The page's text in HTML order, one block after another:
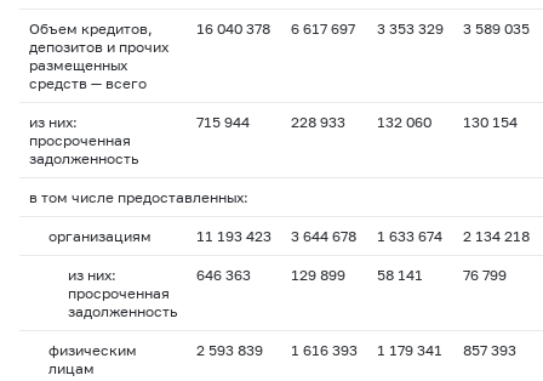
Объем кредитов,
депозитов и прочих
размещенных
средств — всего
16 040 378 6 617 697 3 353 329 3 589 035
из них:
просроченная
задолженность
715 944 228 933 132 060 130 154
в том числе предоставленных:
организациям 11 193 423 3 644 678 1 633 674 2 134 218
из них:
просроченная
задолженность
646 363 129 899 58 141 76 799
физическим
лицам
2 593 839 1 616 393 1 179 341 857 393